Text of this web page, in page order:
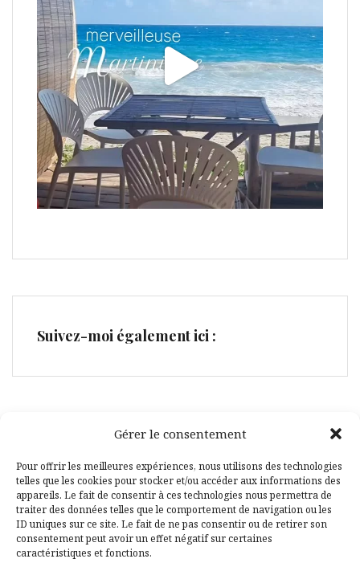
Gérer le consentement
Pour offrir les meilleures expériences, nous utilisons des technologies
telles que les cookies pour stocker et/ou accéder aux informations des
appareils. Le fait de consentir à ces technologies nous permettra de
traiter des données telles que le comportement de navigation ou les
ID uniques sur ce site. Le fait de ne pas consentir ou de retirer son
consentement peut avoir un effet négatif sur certaines
caractéristiques et fonctions.
Suivez-moi également ici :
Facebook
Pinterest